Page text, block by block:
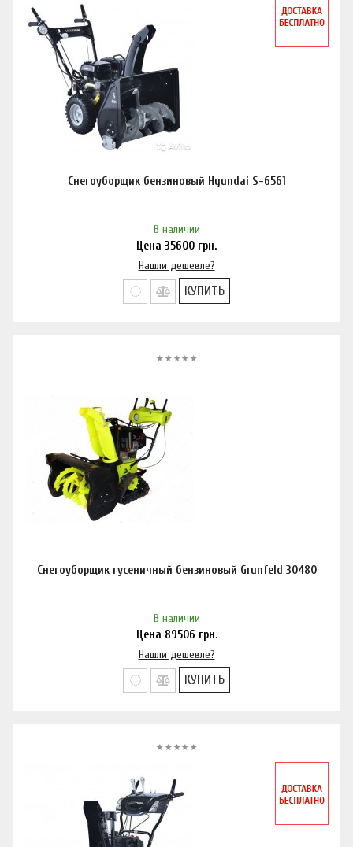
Снегоуборщик бензиновый Hyundai S-6561
В наличии
Цена 35600 грн.
Нашли дешевле?
КУПИТЬ
Снегоуборщик гусеничный бензиновый Grunfeld 30480
В наличии
Цена 89506 грн.
Нашли дешевле?
КУПИТЬ